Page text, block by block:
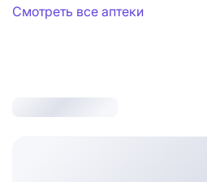
Смотреть все аптеки